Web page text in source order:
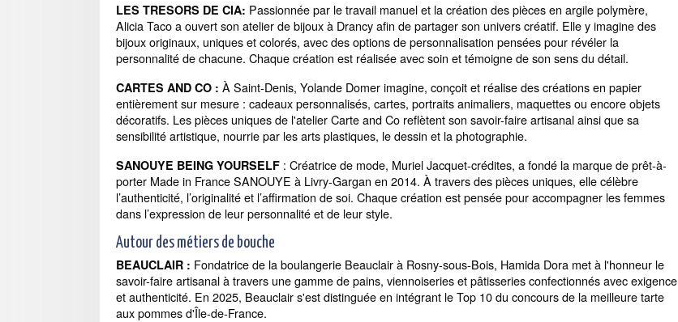
LES TRESORS DE CIA: Passionnée par le travail manuel et la création des pièces en argile polymère,
Alicia Taco a ouvert son atelier de bijoux à Drancy afin de partager son univers créatif. Elle y imagine des
bijoux originaux, uniques et colorés, avec des options de personnalisation pensées pour révéler la
personnalité de chacune. Chaque création est réalisée avec soin et témoigne de son sens du détail.
CARTES AND CO : À Saint-Denis, Yolande Domer imagine, conçoit et réalise des créations en papier
entièrement sur mesure : cadeaux personnalisés, cartes, portraits animaliers, maquettes ou encore objets
décoratifs. Les pièces uniques de l'atelier Carte and Co reflètent son savoir-faire artisanal ainsi que sa
sensibilité artistique, nourrie par les arts plastiques, le dessin et la photographie.
SANOUYE BEING YOURSELF : Créatrice de mode, Muriel Jacquet-crédites, a fondé la marque de prêt-à-
porter Made in France SANOUYE à Livry-Gargan en 2014. À travers des pièces uniques, elle célèbre
l’authenticité, l’originalité et l’affirmation de soi. Chaque création est pensée pour accompagner les femmes
dans l’expression de leur personnalité et de leur style.
Autour des métiers de bouche
BEAUCLAIR : Fondatrice de la boulangerie Beauclair à Rosny-sous-Bois, Hamida Dora met à l'honneur le
savoir-faire artisanal à travers une gamme de pains, viennoiseries et pâtisseries confectionnés avec exigence
et authenticité. En 2025, Beauclair s'est distinguée en intégrant le Top 10 du concours de la meilleure tarte
aux pommes d'Île-de-France.